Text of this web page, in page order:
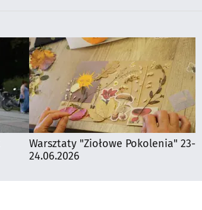
Warsztaty "Ziołowe Pokolenia" 23-
24.06.2026